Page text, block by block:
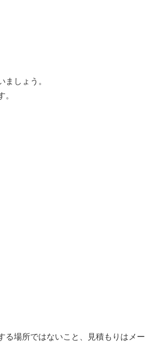
しょう。
る場所ではないこと、見積もりはメ